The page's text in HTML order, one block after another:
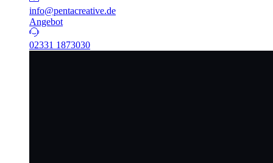
info@pentacreative.de
Angebot
02331 1873030